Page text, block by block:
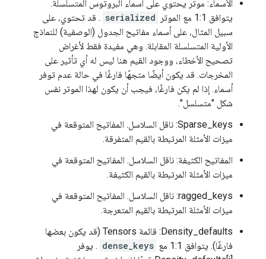
الأسماء: موتر يحتوي على أسماء البروتوس المتسلسلة.
يتوافق 1:1 مع الموتر
serialized . قد تحتوي، على
سبيل المثال، على أسماء مفاتيح الجدول (الوصفية) للنماذج
الأولية المتسلسلة المقابلة. وهي مفيدة فقط لأغراض
تصحيح الأخطاء، ووجود القيم هنا ليس له أي تأثير على
المخرجات. قد يكون أيضًا متجهًا فارغًا في حالة عدم توفر
أسماء. إذا لم يكن فارغًا، فيجب أن يكون لهذا الموتر نفس
شكل "متسلسل".
Sparse_keys: ناقل السلاسل. المفاتيح المتوقعة في
ميزات الأمثلة المرتبطة بالقيم المتفرقة.
المفاتيح الكثيفة: ناقل السلاسل. المفاتيح المتوقعة في
ميزات الأمثلة المرتبطة بالقيم الكثيفة.
ragged_keys: ناقل السلاسل. المفاتيح المتوقعة في
ميزات الأمثلة المرتبطة بالقيم المتعرجة.
Density_defaults: قائمة Tensors (قد يكون بعضها
فارغًا). يتوافق 1:1 مع
dense_keys . يوفر